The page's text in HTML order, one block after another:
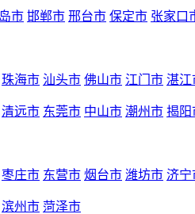
市 邯郸市 邢台市 保定市 张家口
珠海市 汕头市 佛山市 江门市 湛江
清远市 东莞市 中山市 潮州市 揭阳
枣庄市 东营市 烟台市 潍坊市 济宁
滨州市 菏泽市